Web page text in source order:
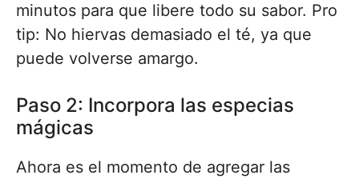
minutos para que libere todo su sabor. Pro
tip: No hiervas demasiado el té, ya que
puede volverse amargo.
Paso 2: Incorpora las especias
mágicas
Ahora es el momento de agregar las